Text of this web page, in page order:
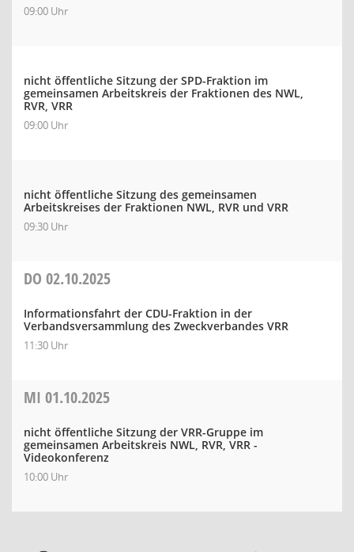
09:00 Uhr
nicht öffentliche Sitzung der SPD-Fraktion im
gemeinsamen Arbeitskreis der Fraktionen des NWL,
RVR, VRR
09:00 Uhr
nicht öffentliche Sitzung des gemeinsamen
Arbeitskreises der Fraktionen NWL, RVR und VRR
09:30 Uhr
DO 02.10.2025
Informationsfahrt der CDU-Fraktion in der
Verbandsversammlung des Zweckverbandes VRR
11:30 Uhr
MI 01.10.2025
nicht öffentliche Sitzung der VRR-Gruppe im
gemeinsamen Arbeitskreis NWL, RVR, VRR -
Videokonferenz
10:00 Uhr